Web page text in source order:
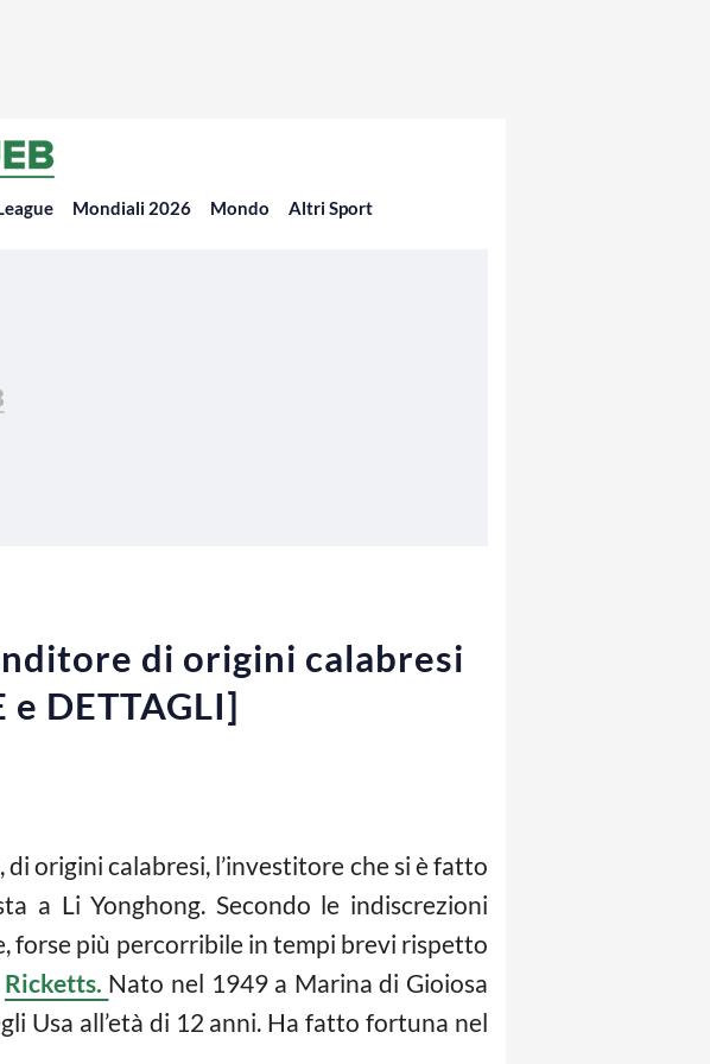
Mondiali 2026 Mondo Altri Sport
di origini calabresi
DETTAGLI]
origini calabresi, l’investitore che si è fatto
a Li Yonghong. Secondo le indiscrezioni
forse più percorribile in tempi brevi rispetto
Ricketts. Nato nel 1949 a Marina di Gioiosa
Usa all’età di 12 anni. Ha fatto fortuna nel